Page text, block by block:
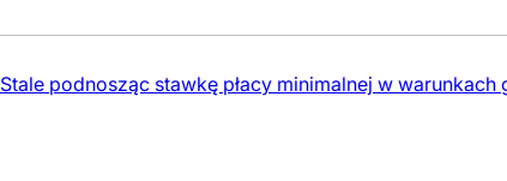
Stale podnosząc stawkę płacy minimalnej w